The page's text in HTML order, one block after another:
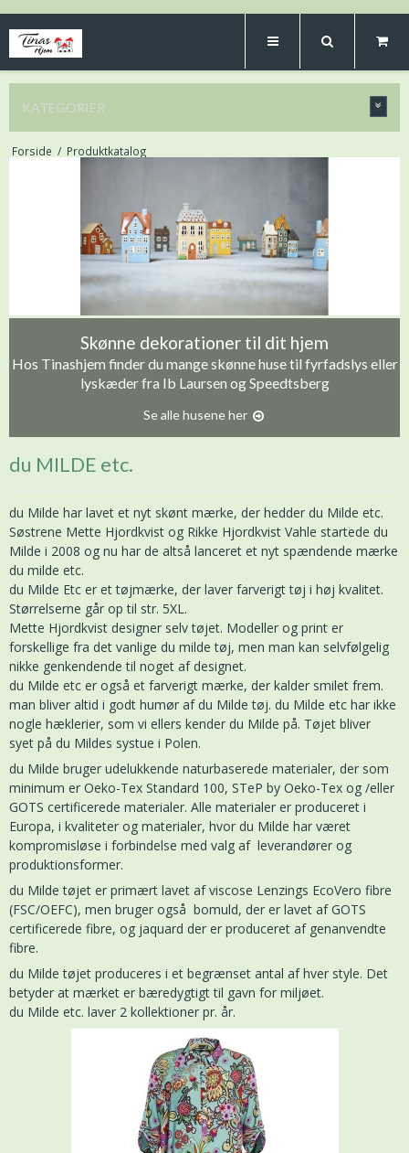
KATEGORIER
Forside / Produktkatalog
Skønne dekorationer til dit hjem
Hos Tinashjem finder du mange skønne huse til fyrfadslys eller
lyskæder fra Ib Laursen og Speedtsberg
Se alle husene her
du MILDE etc.
du Milde har lavet et nyt skønt mærke, der hedder du Milde etc.
Søstrene Mette Hjordkvist og Rikke Hjordkvist Vahle startede du
Milde i 2008 og nu har de altså lanceret et nyt spændende mærke
du milde etc.
du Milde Etc er et tøjmærke, der laver farverigt tøj i høj kvalitet.
Størrelserne går op til str. 5XL.
Mette Hjordkvist designer selv tøjet. Modeller og print er
forskellige fra det vanlige du milde tøj, men man kan selvfølgelig
nikke genkendende til noget af designet.
du Milde etc er også et farverigt mærke, der kalder smilet frem.
man bliver altid i godt humør af du Milde tøj. du Milde etc har ikke
nogle hæklerier, som vi ellers kender du Milde på. Tøjet bliver
syet på du Mildes systue i Polen.
du Milde bruger udelukkende naturbaserede materialer, der som
minimum er Oeko-Tex Standard 100, STeP by Oeko-Tex og /eller
GOTS certificerede materialer. Alle materialer er produceret i
Europa, i kvaliteter og materialer, hvor du Milde har været
kompromisløse i forbindelse med valg af leverandører og
produktionsformer.
du Milde tøjet er primært lavet af viscose Lenzings EcoVero fibre
(FSC/OEFC), men bruger også bomuld, der er lavet af GOTS
certificerede fibre, og jaquard der er produceret af genanvendte
fibre.
du Milde tøjet produceres i et begrænset antal af hver style. Det
betyder at mærket er bæredygtigt til gavn for miljøet.
du Milde etc. laver 2 kollektioner pr. år.